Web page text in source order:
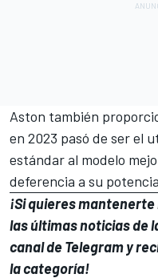
Aston también
en 2023 pasó de ser el
estándar al modelo
deferencia a su
¡Si quieres
las últimas noticias de
canal de Telegramy
la categoría!